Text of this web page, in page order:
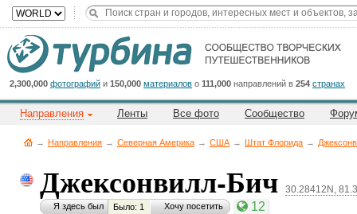
2,300,000 фотографий и 150,000 материалов о 111,000 направлений в 254 странах
Направления Ленты Все фото Сообщество
→ Направления → Северная Америка → CША → Штат Флорида →
Джексонвилл-Бич 30.28412N,
Я здесь был Было: 1 Хочу посетить 12
Cейчас
на
сайте:
Title
Button